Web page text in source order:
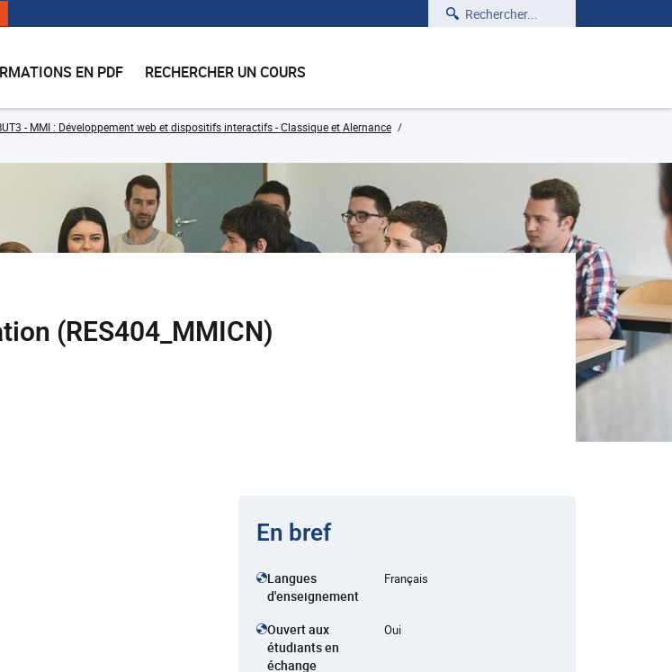
Rechercher
EN PDF RECHERCHER UN COURS
- MMI : Développement web et dispositifs interactifs - Classique et Alernance
(RES404_MMICN)
En bref
Langues
d'enseignement
Français
Ouvert aux
étudiants en
échange
Oui